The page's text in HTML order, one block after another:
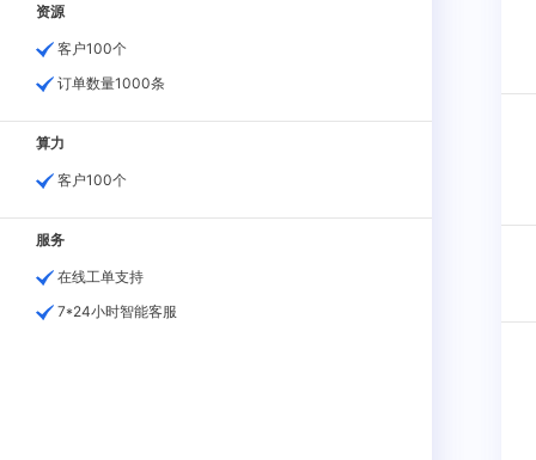
资源
客户100个
订单数量1000条
算力
客户100个
服务
在线工单支持
7*24小时智能客服